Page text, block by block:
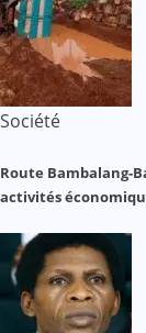
Société
Route Bambalang-
activités